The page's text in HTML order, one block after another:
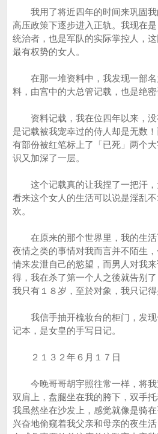
我用了将近四年的时间来巩固我
高压政策下逐步进入正轨。我现在
统治者，也是军队的实际掌控人，
最有权势的女人。
在那一堆资料中，我发现一部名
料，由宫中的大总管记载，也是绝密
资料记载，我在位四年以来，没
是记载被我宠幸过的侍人却是无数
有部份被红笔标上了「已死」两个
识又加深了一层。
这个记载真的让我捏了一把汗，
看来这个女人的生活可以说是淫乱
欢。
在原来的那个世界里，我的生活
夜情之类的事情对我而言并不陌生
情来发泄自己的慾望，而男人对我
得，我在杀了第一个人之後就告别
我只有１８岁，至於对象，我只记得
我信手抽开梳妆台的柜门，发现
记本，是女皇的手写日记。
２１３２年６月１７日
今晚哥哥胡宇照往常一样，将我
双肩上，盘腿坐在我的胯下，双手
我虽然坐在沙发上，感觉就像是骑
兴奋地偷窥着我父亲和母亲的夜生